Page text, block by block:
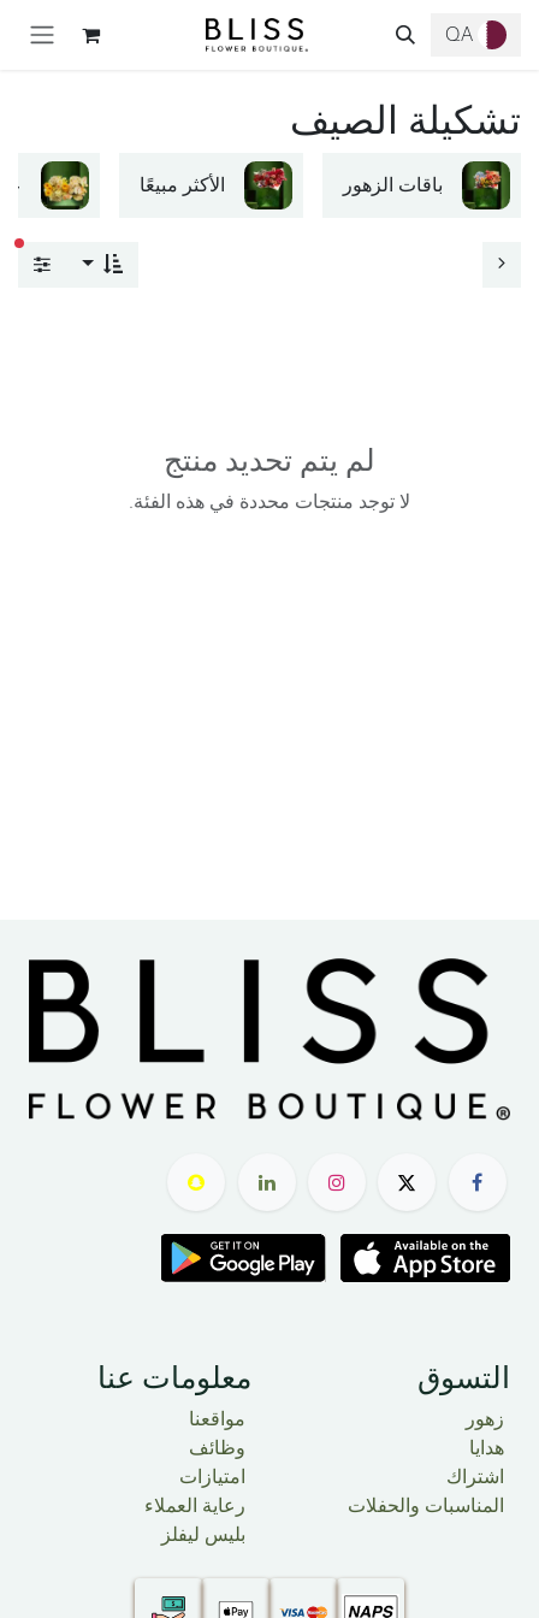
QA
تشكيلة الصيف
باقات الزهور الأكثر مبيعًا
لم يتم تحديد منتج
لا توجد منتجات محددة في هذه الفئة.
التسوق
زهور
هدايا
اشتراك
المناسبات والحفلات
معلومات عنا
مواقعنا
وظائف
امتيازات
رعاية العملاء
بليس ليفلز